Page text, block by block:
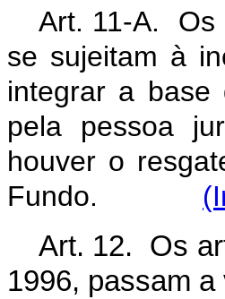
Art. 11-A. Os
se sujeitam à
integrar a base
pela pessoa
houver o
Fundo.
Art. 12. Os
1996, passam